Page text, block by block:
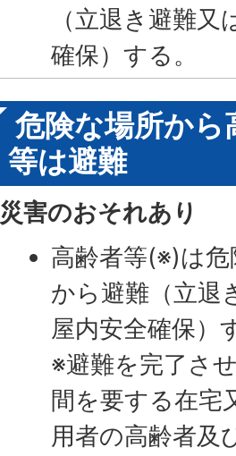
（立退き避難又
確保）する。
危険な場所から
等は避難
災害のおそれあり
高齢者等(※)は
から避難（立退
屋内安全確保）
※避難を完了さ
間を要する在宅
用者の高齢者及